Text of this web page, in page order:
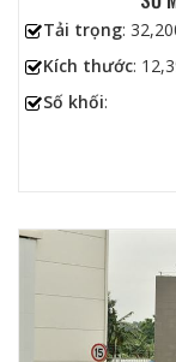
Tải trọng:
Kích thước:
Số khối: